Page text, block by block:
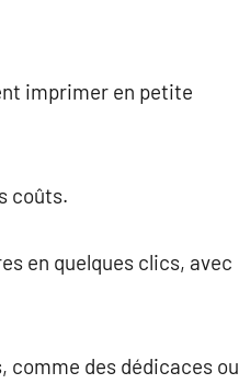
imprimer en petite
coûts.
en quelques clics, avec
des dédicaces ou